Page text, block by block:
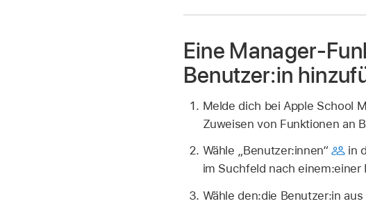
Eine Manager-
Benutzer:in
Melde dich bei Apple School
Zuweisen von Funktionen an
Wähle „Benutzer:innen“
in
im Suchfeld nach einem:einer
Wähle den:die Benutzer:in